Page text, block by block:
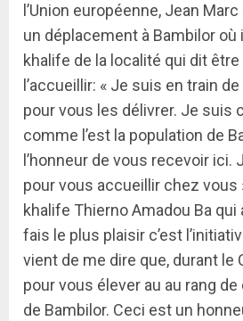
l’Union européenne, Jean
un déplacement à Bambilor où
khalife de la localité qui dit
l’accueillir: « Je suis en train
pour vous les délivrer. Je suis
comme l’est la population de
l’honneur de vous recevoir ici.
pour vous accueillir chez vous
khalife Thierno Amadou Ba qui
fais le plus plaisir c’est
vient de me dire que, durant le
pour vous élever au au rang de
de Bambilor. Ceci est un